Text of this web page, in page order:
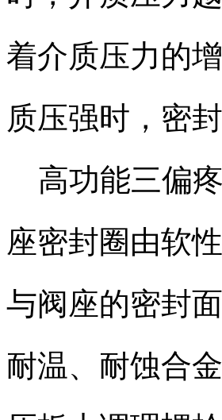
着介质压力的
质压强时，密
高功能三偏
座密封圈由软
与阀座的密封
耐温、耐蚀合